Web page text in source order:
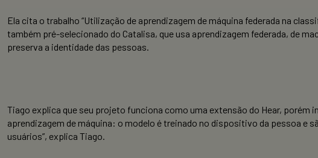
Ela cita o trabalho “Utilização de aprendizagem de máquina federada na
também pré-selecionado do Catalisa, que usa aprendizagem federada, de
preserva a identidade das pessoas.
Tiago explica que seu projeto funciona como uma extensão do Hear, porém
aprendizagem de máquina: o modelo é treinado no dispositivo da pessoa e
usuários”, explica Tiago.